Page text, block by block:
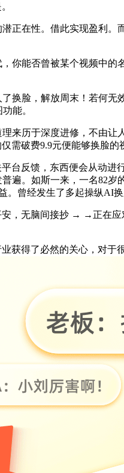
在性。借此实现盈利。
能否曾被某个视频中的
脸，解放周末！若何无
能。
历于深度进修，不由让
破费9.9元便能够换脸
反馈，东西便会从动进
。如斯一来，一名82岁
曾经发生了多起操纵AI换
无脑间接抄 → →正在应
得了必然的关心，对于很